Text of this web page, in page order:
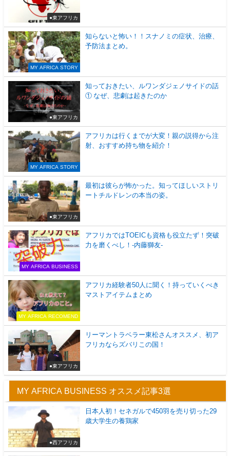
●東アフリカ
MY AFRICA STORY
知らないと怖い！！スナノミの症状、治療、
予防法まとめ。
●東アフリカ
知っておきたい、ルワンダジェノサイドの話
① なぜ、悲劇は起きたのか
MY AFRICA STORY
アフリカは行くまでが大変！親の説得から注
射、おすすめ持ち物を紹介！
●東アフリカ
最初は彼らが怖かった。知ってほしいストリ
ートチルドレンの本当の姿。
MY AFRICA BUSINESS
アフリカではTOEICも資格も役立たず！突破
力を磨くべし！-内藤獅友-
MY AFRICA RECOMEND
アフリカ経験者50人に聞く！持っていくべき
マストアイテムまとめ
●東アフリカ
リーマントラベラー東松さんオススメ、初ア
フリカならズバリこの国！
MY AFRICA BUSINESS オススメ記事3選
●西アフリカ
日本人初！セネガルで450羽を売り切った29
歳大学生の養鶏家